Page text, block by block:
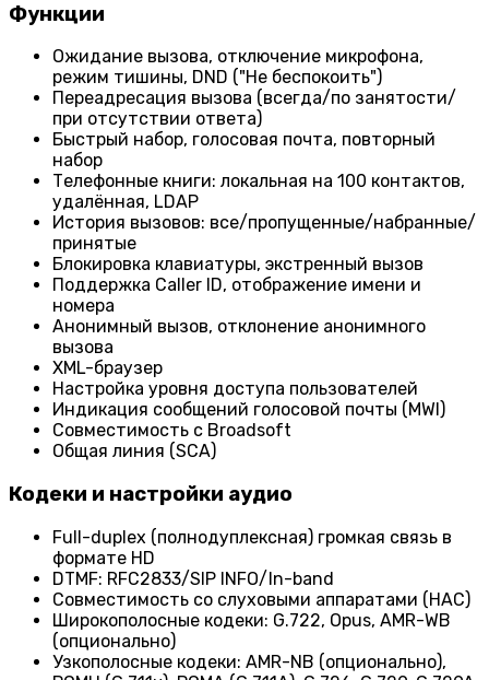
Функции
Ожидание вызова, отключение микрофона,
режим тишины, DND ("Не беспокоить")
Переадресация вызова (всегда/по занятости/
при отсутствии ответа)
Быстрый набор, голосовая почта, повторный
набор
Телефонные книги: локальная на 100 контактов,
удалённая, LDAP
История вызовов: все/пропущенные/набранные/
принятые
Блокировка клавиатуры, экстренный вызов
Поддержка Caller ID, отображение имени и
номера
Анонимный вызов, отклонение анонимного
вызова
XML-браузер
Настройка уровня доступа пользователей
Индикация сообщений голосовой почты (MWI)
Совместимость с Broadsoft
Общая линия (SCA)
Кодеки и настройки аудио
Full-duplex (полнодуплексная) громкая связь в
формате HD
DTMF: RFC2833/SIP INFO/In-band
Совместимость со слуховыми аппаратами (HAC)
Широкополосные кодеки: G.722, Opus, AMR-WB
(опционально)
Узкополосные кодеки: AMR-NB (опционально),